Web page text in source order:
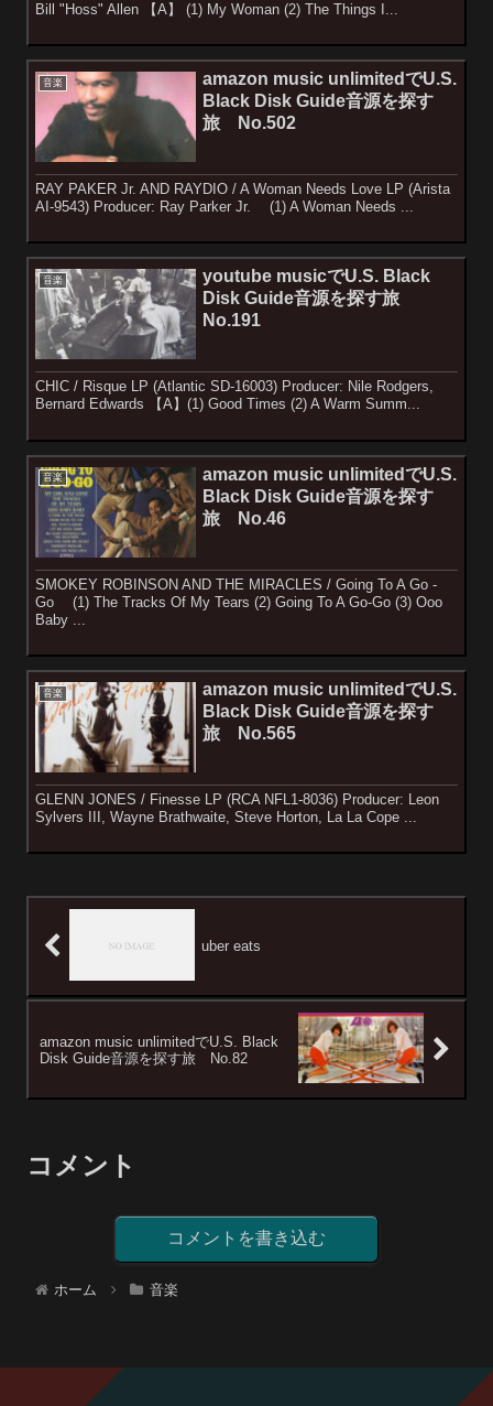
Bill "Hoss" Allen 【A】 (1) My Woman (2) The Things I...
音楽
amazon music unlimitedでU.S.
Black Disk Guide音源を探す
旅 No.502
RAY PAKER Jr. AND RAYDIO / A Woman Needs Love LP (Arista
AI-9543) Producer: Ray Parker Jr. (1) A Woman Needs ...
音楽
youtube musicでU.S. Black
Disk Guide音源を探す旅
No.191
CHIC / Risque LP (Atlantic SD-16003) Producer: Nile Rodgers,
Bernard Edwards 【A】(1) Good Times (2) A Warm Summ...
音楽
amazon music unlimitedでU.S.
Black Disk Guide音源を探す
旅 No.46
SMOKEY ROBINSON AND THE MIRACLES / Going To A Go -
Go (1) The Tracks Of My Tears (2) Going To A Go-Go (3) Ooo
Baby ...
音楽
amazon music unlimitedでU.S.
Black Disk Guide音源を探す
旅 No.565
GLENN JONES / Finesse LP (RCA NFL1-8036) Producer: Leon
Sylvers III, Wayne Brathwaite, Steve Horton, La La Cope ...
uber eats
amazon music unlimitedでU.S. Black
Disk Guide音源を探す旅 No.82
コメント
コメントを書き込む
ホーム 音楽